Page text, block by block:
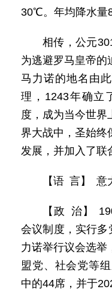
30℃。年均降水量
相传，公元
为逃避罗马皇帝的
马力诺的地名由
理，1243年确立
度，成为当今世界
界大战中，圣始终
发展，并加入了联
【语 言】 意
【政 治】
会议制度，实行多
力诺举行议会选举
盟党、社会党等
中的44席，并于